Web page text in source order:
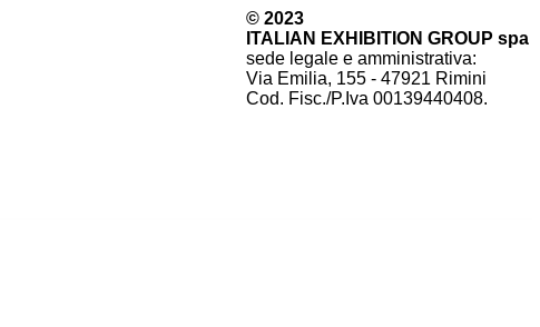
© 2023
ITALIAN EXHIBITION GROUP spa
sede legale e amministrativa:
Via Emilia, 155 - 47921 Rimini
Cod. Fisc./P.Iva 00139440408.